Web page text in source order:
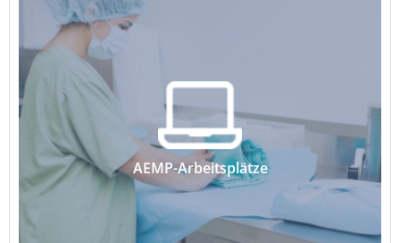
AEMP-Arbeitsplätze